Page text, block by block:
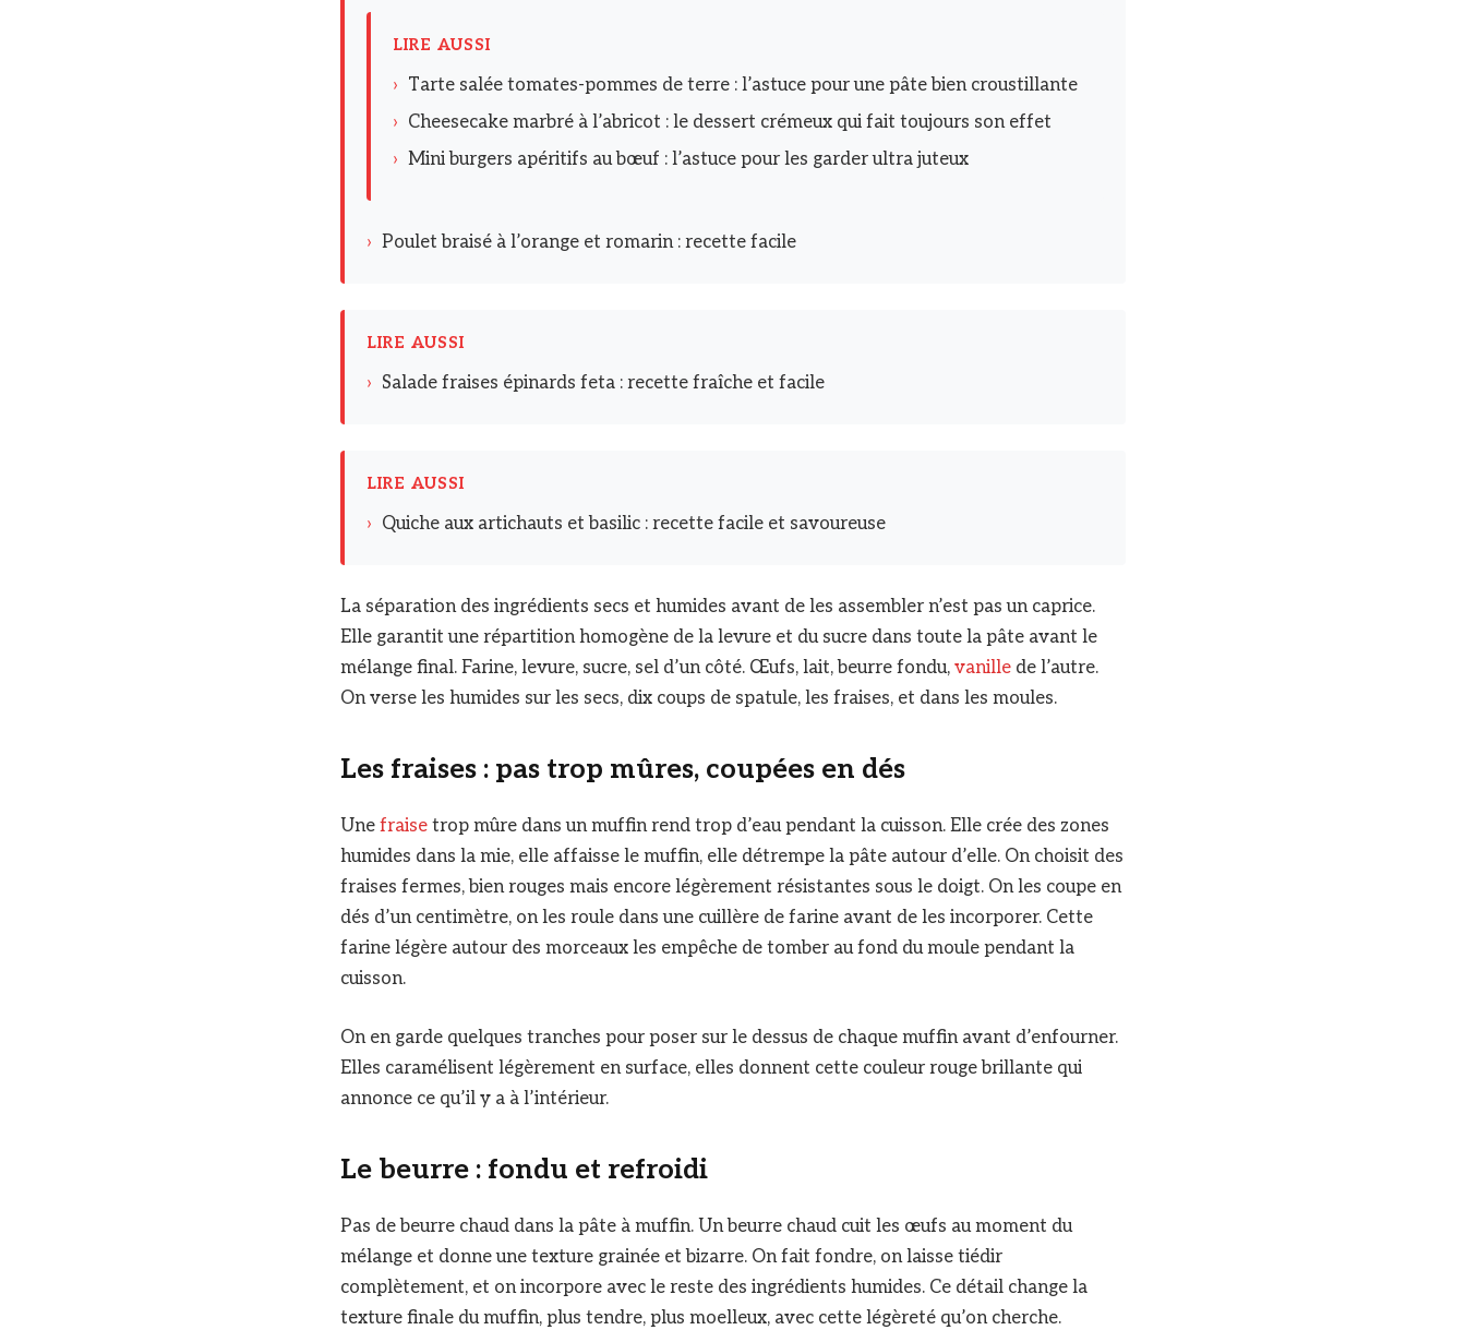
LIRE AUSSI
› Tarte salée tomates-pommes de terre : l’astuce pour une pâte bien croustillante
› Cheesecake marbré à l’abricot : le dessert crémeux qui fait toujours son effet
› Mini burgers apéritifs au bœuf : l’astuce pour les garder ultra juteux
› Poulet braisé à l’orange et romarin : recette facile
LIRE AUSSI
› Salade fraises épinards feta : recette fraîche et facile
LIRE AUSSI
› Quiche aux artichauts et basilic : recette facile et savoureuse
La séparation des ingrédients secs et humides avant de les assembler n’est pas un caprice.
Elle garantit une répartition homogène de la levure et du sucre dans toute la pâte avant le
mélange final. Farine, levure, sucre, sel d’un côté. Œufs, lait, beurre fondu, vanille de l’autre.
On verse les humides sur les secs, dix coups de spatule, les fraises, et dans les moules.
Les fraises : pas trop mûres, coupées en dés
Une fraise trop mûre dans un muffin rend trop d’eau pendant la cuisson. Elle crée des zones
humides dans la mie, elle affaisse le muffin, elle détrempe la pâte autour d’elle. On choisit des
fraises fermes, bien rouges mais encore légèrement résistantes sous le doigt. On les coupe en
dés d’un centimètre, on les roule dans une cuillère de farine avant de les incorporer. Cette
farine légère autour des morceaux les empêche de tomber au fond du moule pendant la
cuisson.
On en garde quelques tranches pour poser sur le dessus de chaque muffin avant d’enfourner.
Elles caramélisent légèrement en surface, elles donnent cette couleur rouge brillante qui
annonce ce qu’il y a à l’intérieur.
Le beurre : fondu et refroidi
Pas de beurre chaud dans la pâte à muffin. Un beurre chaud cuit les œufs au moment du
mélange et donne une texture grainée et bizarre. On fait fondre, on laisse tiédir
complètement, et on incorpore avec le reste des ingrédients humides. Ce détail change la
texture finale du muffin, plus tendre, plus moelleux, avec cette légèreté qu’on cherche.